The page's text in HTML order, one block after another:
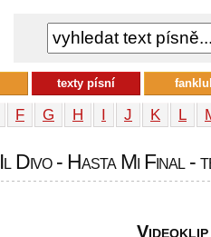
F G H I J K L
Il Divo - Hasta Mi Final -
Videoklip
texty písní